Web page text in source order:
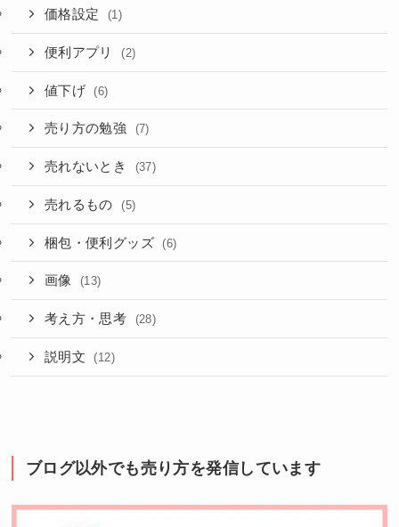
価格設定 (1)
便利アプリ (2)
値下げ (6)
売り方の勉強 (7)
売れないとき (37)
売れるもの (5)
梱包・便利グッズ (6)
画像 (13)
考え方・思考 (28)
説明文 (12)
ブログ以外でも売り方を発信しています